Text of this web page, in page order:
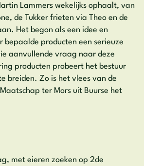
Lammers wekelijks ophaalt, van
de Tukker frieten via Theo en de
Het begon als een idee en
bepaalde producten een serieuze
aanvullende vraag naar deze
producten probeert het bestuur
breiden. Zo is het vlees van de
ter Mors uit Buurse het
met eieren zoeken op 2de